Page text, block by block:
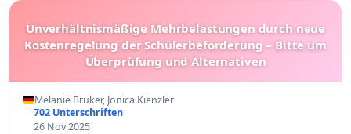
Unverhältnismäßige Mehrbelastungen durch neue
Kostenregelung der Schülerbeförderung – Bitte um
Überprüfung und Alternativen
Melanie Bruker, Jonica Kienzler
702 Unterschriften
26 Nov 2025